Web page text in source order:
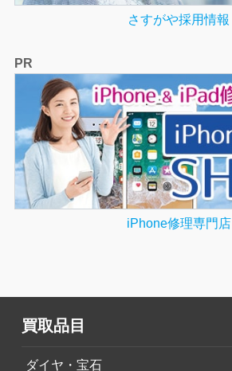
さすがや採用情報
PR
iPhone修理専門店
買取品目
ダイヤ・宝石